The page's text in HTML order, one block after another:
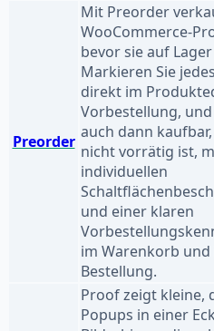
Preorder
Mit Preorder
WooCommerce-
bevor sie auf
Markieren Sie
direkt im
Vorbestellung,
auch dann
nicht vorrätig ist,
individuellen
und einer klaren
im Warenkorb
Bestellung.
Proof zeigt kleine,
Popups in einer